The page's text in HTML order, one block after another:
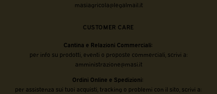
masiagricola@legalmail.it
CUSTOMER CARE
Cantina e Relazioni Commerciali:
per info su prodotti, eventi o proposte commerciali, scrivi a:
amministrazione@masi.it
Ordini Online e Spedizioni:
per assistenza sui tuoi acquisti, tracking o problemi con il sito, scrivi a: